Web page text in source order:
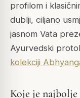
profilom i
dublji, ciljano
jasnom Vata
Ayurvedski
kolekciji
Koje je